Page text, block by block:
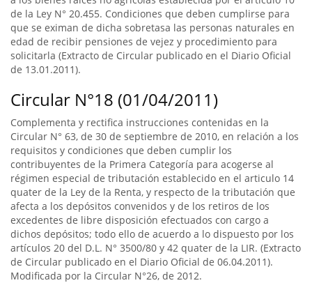
de la Ley N° 20.455. Condiciones que deben cumplirse para
que se eximan de dicha sobretasa las personas naturales en
edad de recibir pensiones de vejez y procedimiento para
solicitarla (Extracto de Circular publicado en el Diario Oficial
de 13.01.2011).
Circular N°18 (01/04/2011)
Complementa y rectifica instrucciones contenidas en la
Circular N° 63, de 30 de septiembre de 2010, en relación a los
requisitos y condiciones que deben cumplir los
contribuyentes de la Primera Categoría para acogerse al
régimen especial de tributación establecido en el articulo 14
quater de la Ley de la Renta, y respecto de la tributación que
afecta a los depósitos convenidos y de los retiros de los
excedentes de libre disposición efectuados con cargo a
dichos depósitos; todo ello de acuerdo a lo dispuesto por los
artículos 20 del D.L. N° 3500/80 y 42 quater de la LIR. (Extracto
de Circular publicado en el Diario Oficial de 06.04.2011).
Modificada por la Circular N°26, de 2012.